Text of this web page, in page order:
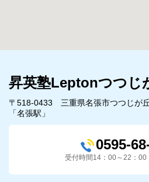
昇英塾Leptonつつじ
〒518-0433 三重県名張市つつじが
「名張駅」
0595-
受付時間14：00～22：00